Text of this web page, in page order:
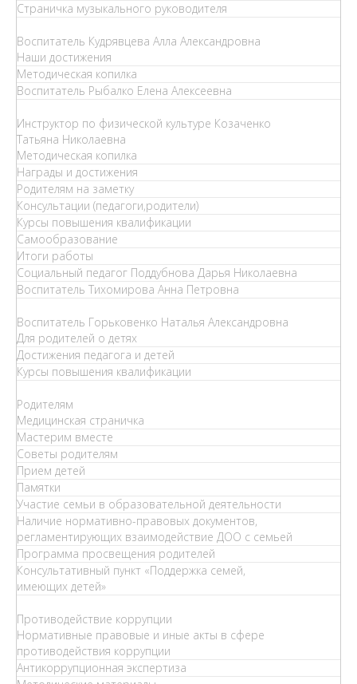
Страничка музыкального руководителя
Воспитатель Кудрявцева Алла Александровна
Наши достижения
Методическая копилка
Воспитатель Рыбалко Елена Алексеевна
Инструктор по физической культуре Козаченко
Татьяна Николаевна
Методическая копилка
Награды и достижения
Родителям на заметку
Консультации (педагоги,родители)
Курсы повышения квалификации
Самообразование
Итоги работы
Социальный педагог Поддубнова Дарья Николаевна
Воспитатель Тихомирова Анна Петровна
Воспитатель Горьковенко Наталья Александровна
Для родителей о детях
Достижения педагога и детей
Курсы повышения квалификации
Родителям
Медицинская страничка
Мастерим вместе
Советы родителям
Прием детей
Памятки
Участие семьи в образовательной деятельности
Наличие нормативно-правовых документов,
регламентирующих взаимодействие ДОО с семьей
Программа просвещения родителей
Консультативный пункт «Поддержка семей,
имеющих детей»
Противодействие коррупции
Нормативные правовые и иные акты в сфере
противодействия коррупции
Антикоррупционная экспертиза